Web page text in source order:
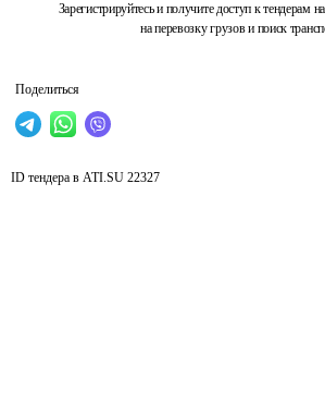
Зарегистрируйтесь и получите доступ к тендерам
на перевозку грузов и поиск
Поделиться
ID тендера в ATI.SU 22327